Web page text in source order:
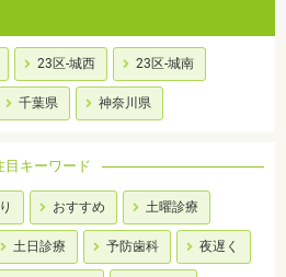
23区-城西 23区-城南
千葉県 神奈川県
目キーワード
おすすめ 土曜診療
土日診療 予防歯科 夜遅く